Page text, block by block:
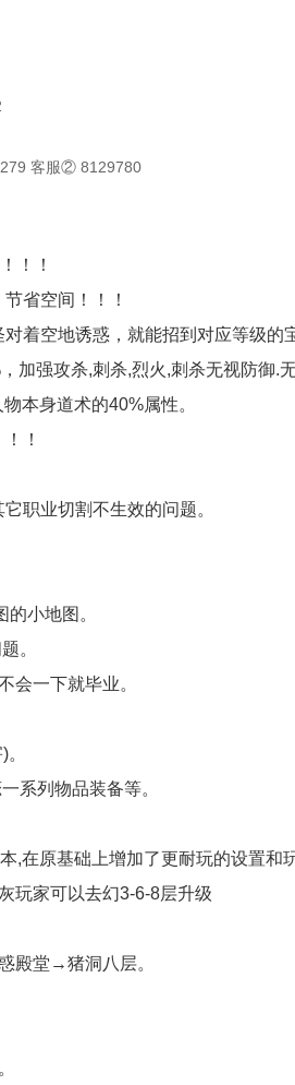
客服② 8129780
！！
省空间！！！
着空地诱惑，就能招到对应等级的
加强攻杀,刺杀,烈火,刺杀无视防御.无
本身道术的40%属性。
！
职业切割不生效的问题。
小地图。
。
会一下就毕业。
系列物品装备等。
,在原基础上增加了更耐玩的设置和
玩家可以去幻3-6-8层升级
殿堂→猪洞八层。